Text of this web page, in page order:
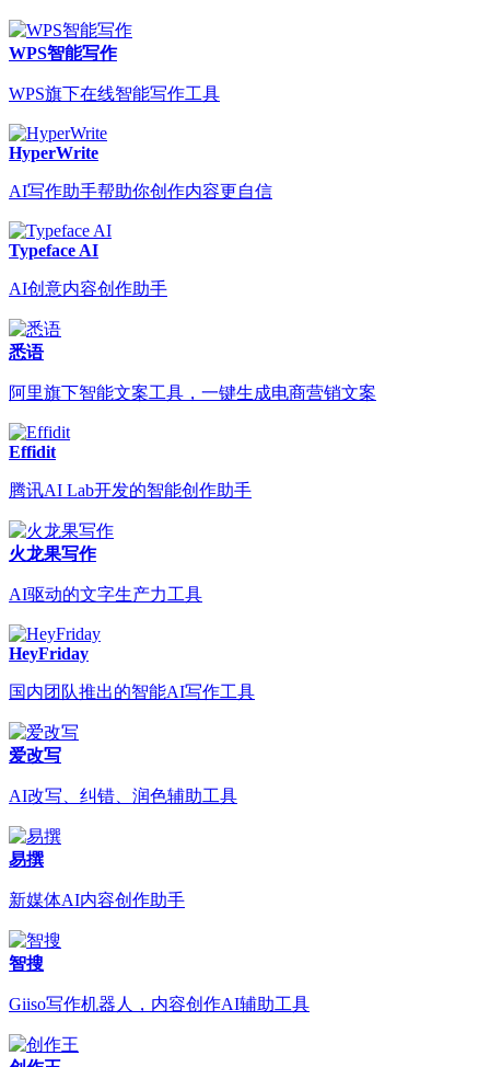
WPS智能写作
WPS旗下在线智能写作工具
HyperWrite
AI写作助手帮助你创作内容更自信
Typeface AI
AI创意内容创作助手
悉语
阿里旗下智能文案工具，一键生成电商营销文案
Effidit
腾讯AI Lab开发的智能创作助手
火龙果写作
AI驱动的文字生产力工具
HeyFriday
国内团队推出的智能AI写作工具
爱改写
AI改写、纠错、润色辅助工具
易撰
新媒体AI内容创作助手
智搜
Giiso写作机器人，内容创作AI辅助工具